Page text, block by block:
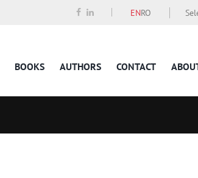
ENRO
BOOKS AUTHORS CONTACT